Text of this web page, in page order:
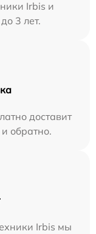
Irbis и
3 лет.
доставит
обратно.
Irbis мы